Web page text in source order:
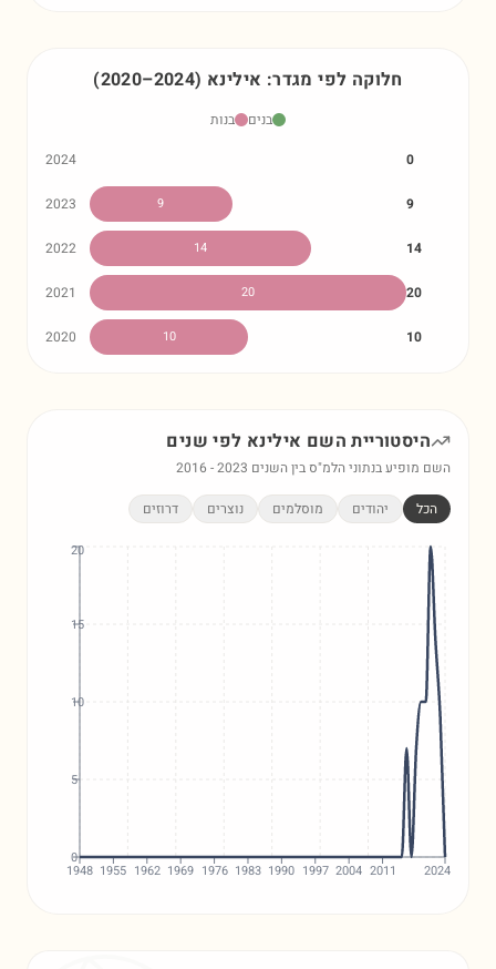
חלוקה לפי מגדר: אילינא (2020–2024)
בנים
בנות
2024
0
2023 9 9
2022 14 14
2021 20 20
2020 10 10
היסטוריית השם אילינא לפי שנים
השם מופיע בנתוני הלמ"ס בין השנים 2016 -2023
הכל יהודים מוסלמים נוצרים דרוזים
1948 1955 1962 1969 1976 1983 1990 1997 2004 2011 2024
0
5
10
15
20